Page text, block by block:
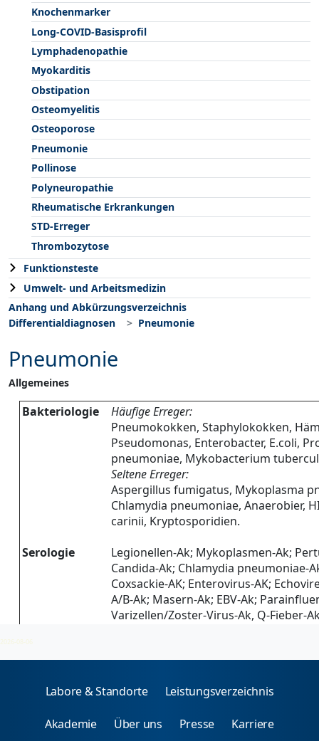
Knochenmarker
Long-COVID-Basisprofil
Lymphadenopathie
Myokarditis
Obstipation
Osteomyelitis
Osteoporose
Pneumonie
Pollinose
Polyneuropathie
Rheumatische Erkrankungen
STD-Erreger
Thrombozytose
Funktionsteste
Umwelt- und Arbeitsmedizin
Anhang und Abkürzungsverzeichnis
Differentialdiagnosen
Pneumonie
Pneumonie
Allgemeines
Bakteriologie
Häufige Erreger:
Pneumokokken, Staphylokokken,
Pseudomonas, Enterobacter, E.coli,
pneumoniae, Mykobacterium
Seltene Erreger:
Aspergillus fumigatus, Mykoplasma
Chlamydia pneumoniae, Anaerobier,
carinii, Kryptosporidien.
Serologie
Legionellen-Ak; Mykoplasmen-Ak;
Candida-Ak; Chlamydia pneumoniae-
Coxsackie-AK; Enterovirus-AK;
A/B-Ak; Masern-Ak; EBV-Ak;
Varizellen/Zoster-Virus-Ak, Q-Fieber-
2026-08-06
Labore & Standorte Leistungsverzeichnis
Akademie Über uns Presse Karriere